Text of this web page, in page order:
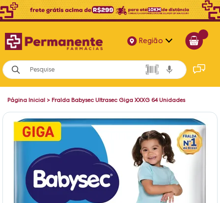
Região
Alagoas
Bahia
Pernambuco
Página Inicial > Fralda Babysec Ultrasec Giga XXXG 64 Unidades